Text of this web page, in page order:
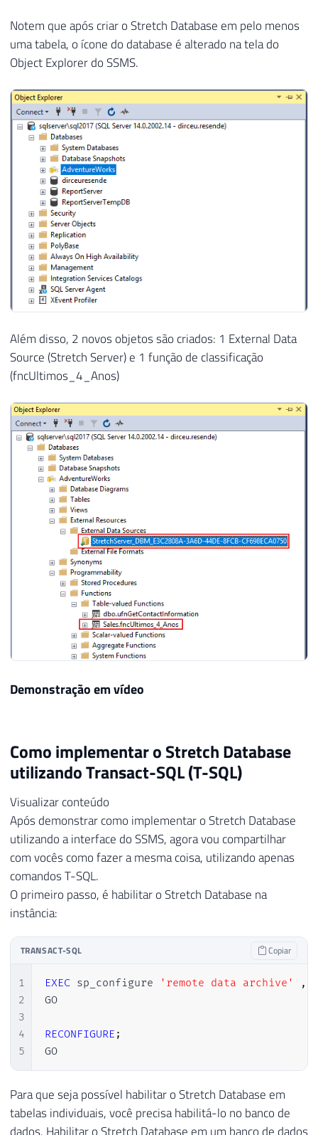
Notem que após criar o Stretch Database em pelo menos
uma tabela, o ícone do database é alterado na tela do
Object Explorer do SSMS.
Além disso, 2 novos objetos são criados: 1 External Data
Source (Stretch Server) e 1 função de classificação
(fncUltimos_4_Anos)
Demonstração em vídeo
Como implementar o Stretch Database
utilizando Transact-SQL (T-SQL)
Visualizar conteúdo
Após demonstrar como implementar o Stretch Database
utilizando a interface do SSMS, agora vou compartilhar
com vocês como fazer a mesma coisa, utilizando apenas
comandos T-SQL.
O primeiro passo, é habilitar o Stretch Database na
instância:
TRANSACT-SQL Copiar
1
2
3
4
5
EXEC sp_configure 'remote data archive' ,
GO
RECONFIGURE ;
GO
Para que seja possível habilitar o Stretch Database em
tabelas individuais, você precisa habilitá-lo no banco de